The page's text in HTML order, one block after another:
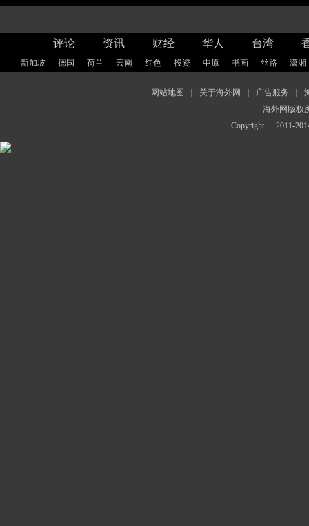
评论 资讯 财经 华人 台湾
新加坡 德国 荷兰 云南 红色 投资 中原 书画 丝路 潇湘
网站地图 关于海外网 广告服务
海外网版权
Copyright
2011-